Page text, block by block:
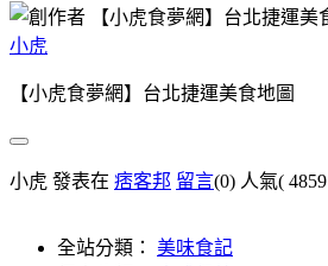
小虎
【小虎食夢網】台北捷運美食地圖
小虎 發表在 痞客邦 留言(0) 人氣( 4859
全站分類： 美味食記